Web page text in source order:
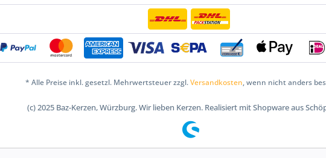
* Alle Preise inkl. gesetzl. Mehrwertsteuer zzgl.Versandkosten, wenn nicht anders
(c) 2025 Baz-Kerzen, Würzburg. Wir lieben Kerzen. Realisiert mit Shopware aus